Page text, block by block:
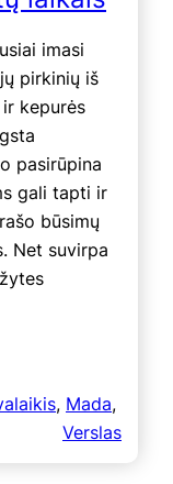
imasi
pirkinių iš
kepurės
pasirūpina
gali tapti ir
būsimų
Net suvirpa
, Mada
Verslas